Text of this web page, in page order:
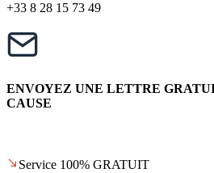
+33 8 28 15 73 49
ENVOYEZ UNE LETTRE
CAUSE
Service 100% GRATUIT